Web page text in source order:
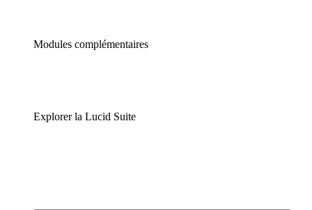
Modules complémentaires
Explorer la Lucid Suite